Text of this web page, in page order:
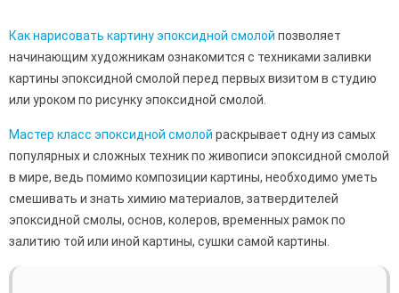
Как нарисовать картину эпоксидной смолой позволяет
начинающим художникам ознакомится с техниками заливки
картины эпоксидной смолой перед первых визитом в студию
или уроком по рисунку эпоксидной смолой.
Мастер класс эпоксидной смолой раскрывает одну из самых
популярных и сложных техник по живописи эпоксидной смолой
в мире, ведь помимо композиции картины, необходимо уметь
смешивать и знать химию материалов, затвердителей
эпоксидной смолы, основ, колеров, временных рамок по
залитию той или иной картины, сушки самой картины.